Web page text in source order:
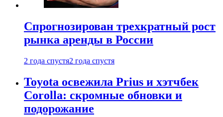
Спрогнозирован трехкратный рост
рынка аренды в России
2 года спустя2 года спустя
Toyota освежила Prius и хэтчбек
Corolla: скромные обновки и
подорожание